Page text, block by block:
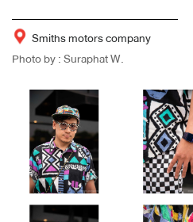
Smiths motors company
Photo by : Suraphat W.